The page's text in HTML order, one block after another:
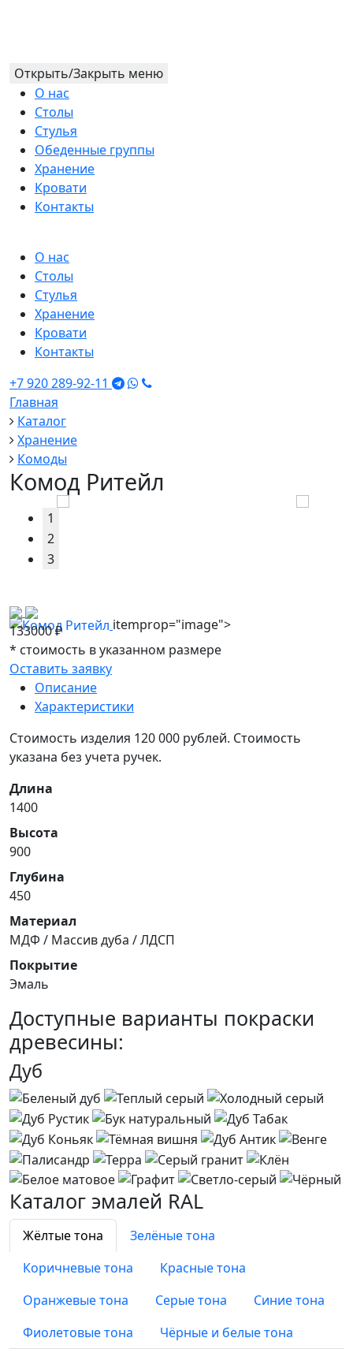
Открыть/Закрыть меню
О нас
Столы
Стулья
Обеденные группы
Хранение
Кровати
Контакты
О нас
Столы
Стулья
Хранение
Кровати
Контакты
+7 920 289-92-11
Главная
Каталог
Хранение
Комоды
Комод Ритейл
1
2
3
itemprop="image">
133000₽
* стоимость в указанном размере
Оставить заявку
Описание
Характеристики
Стоимость изделия 120 000 рублей. Стоимость
указана без учета ручек.
Длина
1400
Высота
900
Глубина
450
Материал
МДФ / Массив дуба / ЛДСП
Покрытие
Эмаль
Доступные варианты покраски
древесины:
Дуб
Каталог эмалей RAL
Жёлтые тона
Зелёные тона
Коричневые тона
Красные тона
Оранжевые тона
Серые тона
Синие тона
Фиолетовые тона
Чёрные и белые тона